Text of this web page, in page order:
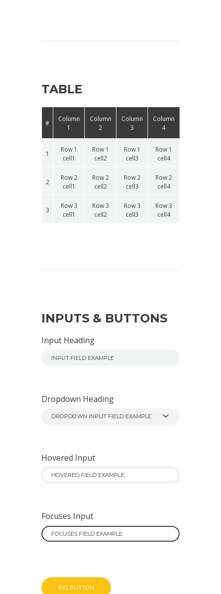
TABLE
#
Column
1
Column
2
Column
3
Column
4
1
Row 1
cell1
Row 1
cell2
Row 1
cell3
Row 1
cell4
2
Row 2
cell1
Row 2
cell2
Row 2
cell3
Row 2
cell4
3
Row 3
cell1
Row 3
cell2
Row 3
cell3
Row 3
cell4
INPUTS & BUTTONS
Input Heading
Dropdown Heading
Hovered Input
Focuses Input
BIG BUTTON